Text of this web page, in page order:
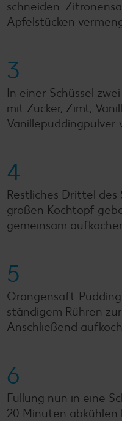
schneiden.
Apfelstücken
3
In einer Schüssel
mit Zucker, Zimt,
Vanillepuddingpulver
4
Restliches Drittel
großen Kochtopf
gemeinsam
5
Orangensaft-
ständigem Rühren
Anschließend
6
Füllung nun in eine
20 Minuten abkühlen